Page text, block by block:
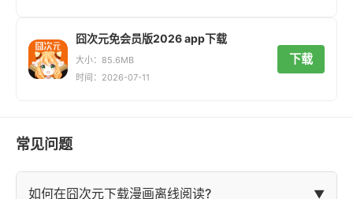
囧次元免会员版2026 app下载
大小：85.6MB
时间：2026-07-11
下载
常见问题
如何在囧次元下载漫画离线阅读? ▼